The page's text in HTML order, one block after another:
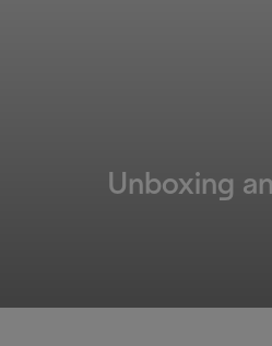
Unboxing